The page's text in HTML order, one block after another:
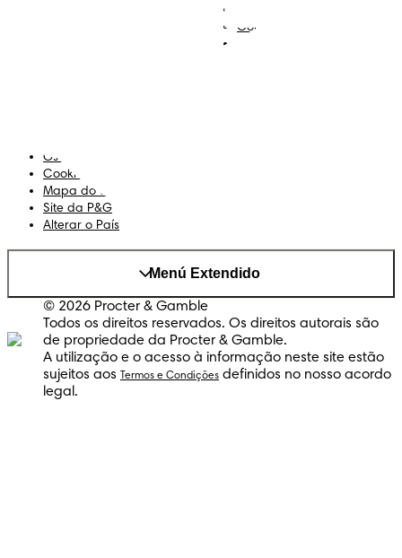
Contacta-nos
Os Meus Dados
Cookies
Mapa do Site
Site da P&G
Alterar o País
Menú Extendido
© 2026 Procter & Gamble
Todos os direitos reservados. Os direitos autorais são
de propriedade da Procter & Gamble.
A utilização e o acesso à informação neste site estão
sujeitos aos
Termos e Condições definidos no nosso acordo
legal.